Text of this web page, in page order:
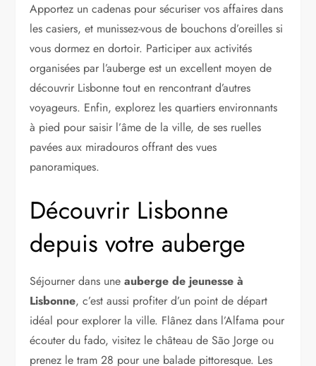
Apportez un cadenas pour sécuriser vos affaires dans
les casiers, et munissez-vous de bouchons d’oreilles si
vous dormez en dortoir. Participer aux activités
organisées par l’auberge est un excellent moyen de
découvrir Lisbonne tout en rencontrant d’autres
voyageurs. Enfin, explorez les quartiers environnants
à pied pour saisir l’âme de la ville, de ses ruelles
pavées aux miradouros offrant des vues
panoramiques.
Découvrir Lisbonne
depuis votre auberge
Séjourner dans uneauberge de jeunesse à
Lisbonne, c’est aussi profiter d’un point de départ
idéal pour explorer la ville. Flânez dans l’Alfama pour
écouter du fado, visitez le château de São Jorge ou
prenez le tram 28 pour une balade pittoresque. Les